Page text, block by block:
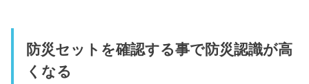
防災セットを確認する事で防災認識が高
くなる